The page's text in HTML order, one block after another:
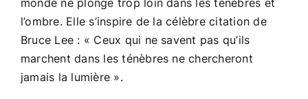
monde ne plonge trop loin dans les ténèbres et
l’ombre. Elle s’inspire de la célèbre citation de
Bruce Lee : « Ceux qui ne savent pas qu’ils
marchent dans les ténèbres ne chercheront
jamais la lumière ».